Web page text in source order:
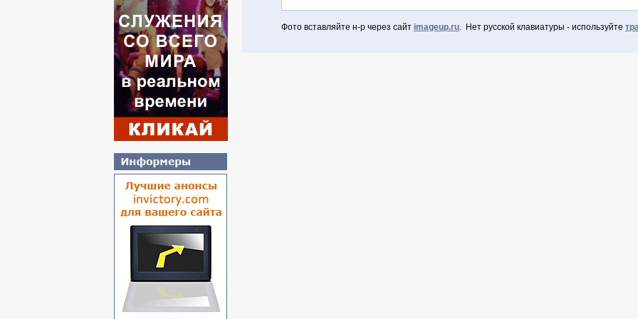
Фото вставляйте н-р через сайт imageup.ru. Нет русской клавиатуры - используйте